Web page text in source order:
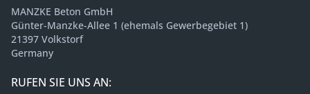
MANZKE Beton GmbH
Günter-Manzke-Allee 1 (ehemals Gewerbegebiet 1)
21397 Volkstorf
Germany
RUFEN SIE UNS AN: